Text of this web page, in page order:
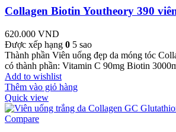
Collagen Biotin Youtheory 390
620.000 VND
Được xếp hạng 0 5 sao
Thành phần Viên uống đẹp da móng tóc
có thành phần: Vitamin C 90mg Biotin
Add to wishlist
Thêm vào giỏ hàng
Quick view
Compare